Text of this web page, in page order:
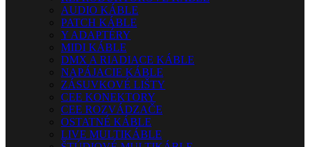
AUDIO KÁBLE
PATCH KÁBLE
Y ADAPTÉRY
MIDI KÁBLE
DMX A RIADIACE KÁBLE
NAPÁJACIE KÁBLE
ZÁSUVKOVÉ LIŠTY
CEE KONEKTORY
CEE ROZVÁDZAČE
OSTATNÉ KÁBLE
LIVE MULTIKÁBLE